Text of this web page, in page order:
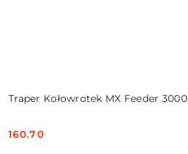
Traper Kołowrotek MX Feeder 3000
Cena:
160.70